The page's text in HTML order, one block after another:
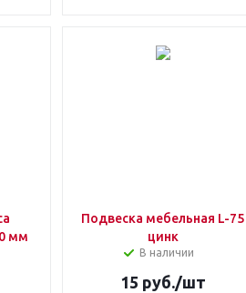
мм
Подвеска мебельная L-75
цинк
В наличии
15 руб./шт